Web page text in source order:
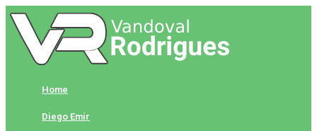
Skip
to
content
Home
Diego Emir